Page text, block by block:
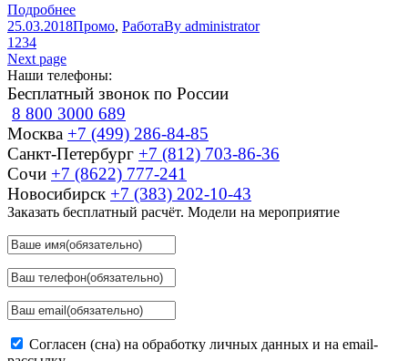
Подробнее
25.03.2018Промо, РаботаBy administrator
1 234
Next page
Наши телефоны:
Бесплатный звонок по России
8 800 3000 689
Москва +7 (499) 286-84-85
Санкт-Петербург +7 (812) 703-86-36
Сочи +7 (8622) 777-241
Новосибирск +7 (383) 202-10-43
Заказать бесплатный расчёт. Модели на мероприятие
Согласен (сна) на обработку личных данных и на email-